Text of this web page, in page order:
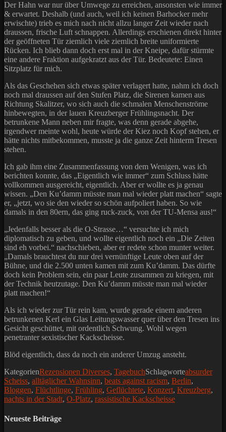
Der Hahn war nur über Umwege zu erreichen, ansonsten wie immer
& erwartet. Deshalb (und auch, weil ich keinen Barhocker mehr
erwischte) trieb es mich nach nicht allzu langer Zeit wieder nach
draussen, frische Luft schnappen. Allerdings erschienen direkt hinter
der geöffneten Tür ziemlich viele ziemlich breite uniformierte
Rücken. Ich blieb dann doch erst mal in der Kneipe, dafür stürmte
eine andere Fraktion aufgekratzt aus der Tür. Bedeutete: Einen
Sitzplatz für mich.
Als das Geschehen sich etwas später verlagert hatte, nahm ich doch
noch mal draussen auf den Stufen Platz, die Sirenen kamen aus
Richtung Skalitzer, wo sich auch die schmalen Menschenströme
hinbewegten, in der lauen Kreuzberger Frühlingsnacht. Der
betrunkene Mann neben mir fragte, was denn gerade abgehe,
irgendwer meinte wohl, heute würde der Kiez noch Kopf stehen, er
hätte nichts mitbekommen, musste ja die ganze Zeit hinterm Tresen
stehen.
Ich gab ihm eine Zusammenfassung von dem Wenigen, was ich
berichten konnte, das „Eigentlich wie immer“ zum Schluss hätte
vollkommen ausgereicht, eigentlich. Aber er wollte es ja genau
wissen. „Den Ku’damm müsste man mal wieder platt machen“ sagte
er, „jetzt, wo sie den wieder so schön aufpoliert haben. So wie
damals in den 80ern, das ging ruck-zuck, von der TU-Mensa aus!“
„Jedenfalls besser als die O-Strasse…“ versuchte ich mich
diplomatisch zu geben, und wollte eigentlich noch ein „Die Zeiten
sind eh vorbei.“ nachschieben, aber er redete schon munter weiter.
„Damals brauchtest du nur drei vernünftige Leute oben auf der
Bühne, und die 2.500 unten kamen mit zum Ku’damm. Das dürfte
doch kein Problem sein, ein paar Leute zusammen zu kriegen, mit
der Technik heutzutage. Den Ku’damm müsste man mal wieder
platt machen!“
Als ich wieder zur Tür rein kam, wurde gerade einem anderen
betrunkenen Kerl ein Glas Leitungswasser quer über den Tresen ins
Gesicht geschüttet, mit ordentlich Schwung. Wohl wegen
penetranter sexistischer Kackscheisse.
Blöd eigentlich, dass da noch ein anderer Umzug ansteht.
KategorienRezensionen Diverses, TagebuchSchlagworteabsurder
Scheiss, alltäglicher Wahnsinn, beats against racism, Berlin,
Bloggen, Flüchtlinge, Frühling, Geflüchtete, Konzert, Kreuzberg,
nachts in der Stadt, O-Platz, rassistische Kackscheisse
Neueste Beiträge